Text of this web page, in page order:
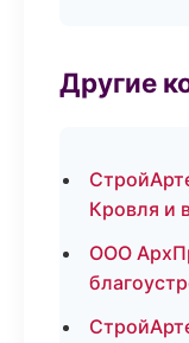
Другие
Кровля и
ООО